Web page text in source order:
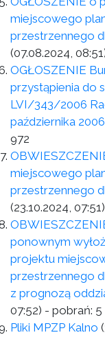
miejscowego
przestrzennego
(07.08.2024,
OGŁOSZENIE
przystąpienia do
LVI/343/2006
października
972
miejscowego
przestrzennego
(23.10.2024, 07:51)
ponownym
projektu
przestrzennego
z prognozą
07:52) - pobrań: 5
Pliki MPZP Kalno